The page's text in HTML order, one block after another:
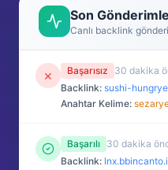
Son
Canlı backlink
× Başarısız
30 dakika
Backlink: sushi-
Anahtar Kelime:
Başarılı 30 dakika
Backlink: